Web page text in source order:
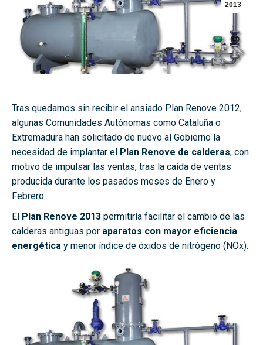
2013
Tras quedarnos sin recibir el ansiado Plan Renove 2012,
algunas Comunidades Autónomas como Cataluña o
Extremadura han solicitado de nuevo al Gobierno la
necesidad de implantar el Plan Renove de calderas, con
motivo de impulsar las ventas, tras la caída de ventas
producida durante los pasados meses de Enero y
Febrero.
El Plan Renove 2013 permitiría facilitar el cambio de las
calderas antiguas por aparatos con mayor eficiencia
energética y menor índice de óxidos de nitrógeno (NOx).